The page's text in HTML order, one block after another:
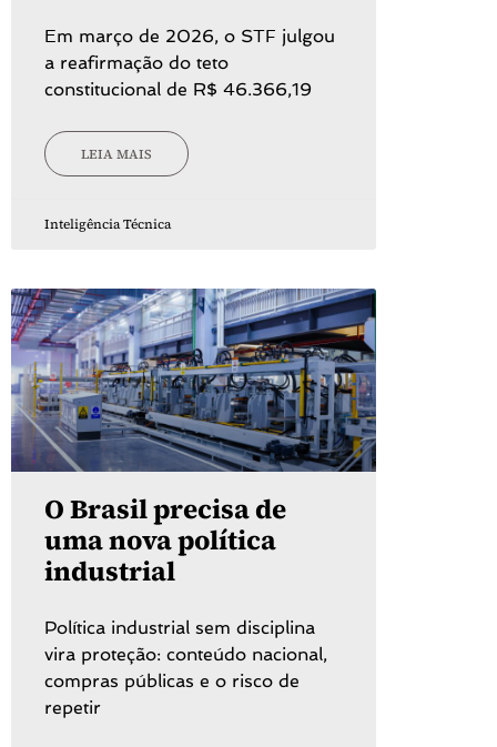
Em março de 2026, o STF julgou
a reafirmação do teto
constitucional de R$ 46.366,19
LEIA MAIS
Inteligência Técnica
O Brasil precisa de
uma nova política
industrial
Política industrial sem disciplina
vira proteção: conteúdo nacional,
compras públicas e o risco de
repetir